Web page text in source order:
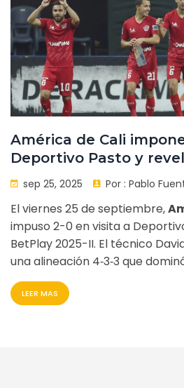
América de Cali
Deportivo Pasto y
titular
sep 25, 2025 Por : Pablo
El viernes 25 de septiembre,
impuso 2-0 en visita a
BetPlay 2025-II. El técnico
una alineación 4‑3‑3 que
goles llegaron por autogol y
posición del equipo en la tabla.
LEER MAS